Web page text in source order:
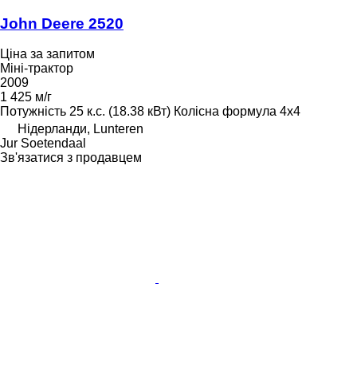
John Deere 2520
Ціна за запитом
Міні-трактор
2009
1 425 м/г
Потужність 25 к.с. (18.38 кВт) Колісна формула 4x4
Нідерланди, Lunteren
Jur Soetendaal
Зв'язатися з продавцем